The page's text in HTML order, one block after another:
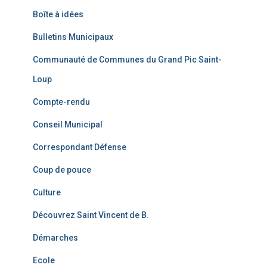
Boîte à idées
Bulletins Municipaux
Communauté de Communes du Grand Pic Saint-
Loup
Compte-rendu
Conseil Municipal
Correspondant Défense
Coup de pouce
Culture
Découvrez Saint Vincent de B.
Démarches
Ecole